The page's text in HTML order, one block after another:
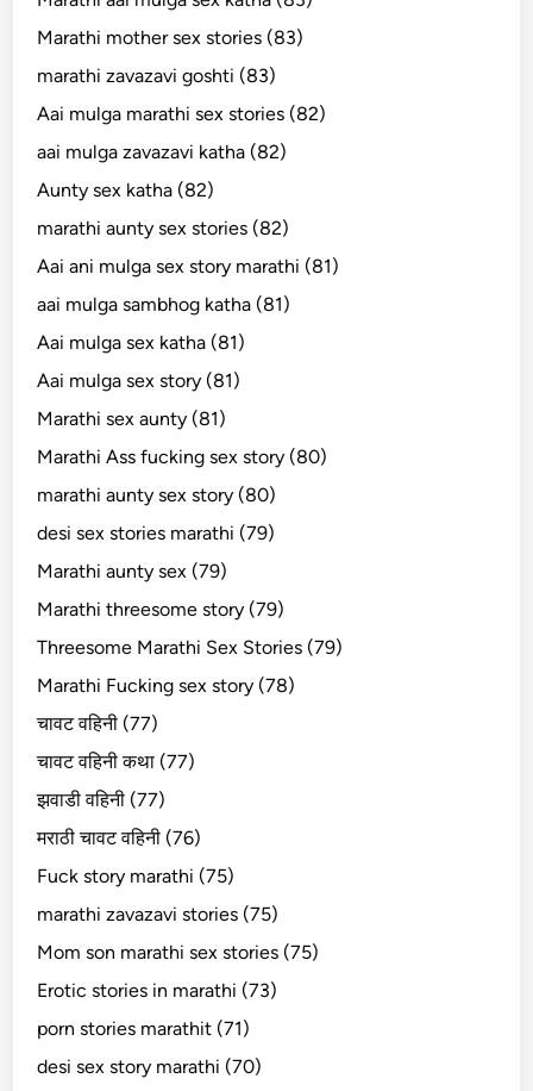
Marathi mother sex stories (83)
marathi zavazavi goshti (83)
Aai mulga marathi sex stories (82)
aai mulga zavazavi katha (82)
Aunty sex katha (82)
marathi aunty sex stories (82)
Aai ani mulga sex story marathi (81)
aai mulga sambhog katha (81)
Aai mulga sex katha (81)
Aai mulga sex story (81)
Marathi sex aunty (81)
Marathi Ass fucking sex story (80)
marathi aunty sex story (80)
desi sex stories marathi (79)
Marathi aunty sex (79)
Marathi threesome story (79)
Threesome Marathi Sex Stories (79)
Marathi Fucking sex story (78)
चावट वहिनी (77)
चावट वहिनी कथा (77)
झवाडी वहिनी (77)
मराठी चावट वहिनी (76)
Fuck story marathi (75)
marathi zavazavi stories (75)
Mom son marathi sex stories (75)
Erotic stories in marathi (73)
porn stories marathit (71)
desi sex story marathi (70)